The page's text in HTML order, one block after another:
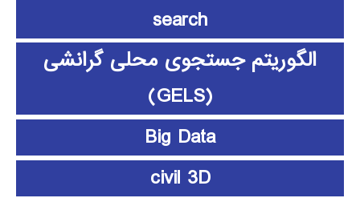
search
الگوریتم جستجوی محلی گرانشی
(GELS)
Big Data
civil 3D